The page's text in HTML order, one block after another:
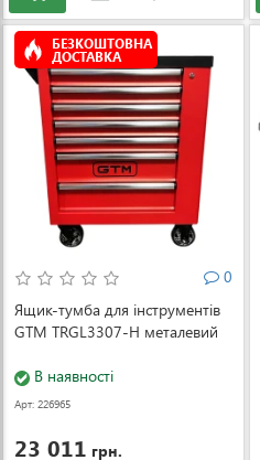
БЕЗКОШТОВНА
ДОСТАВКА
0
Ящик-тумба для інструментів
GTM TRGL3307-H металевий
В наявності
Арт: 226965
23 011 грн.